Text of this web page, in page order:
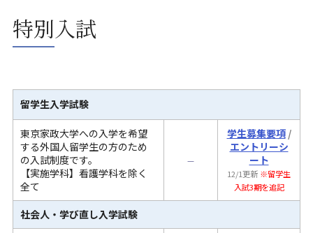
特別入試
留学生入学試験
東京家政大学への入学を希望
する外国人留学生の方のため
の入試制度です。
【実施学科】看護学科を除く
全て
—
学生募集要項/
エントリーシ
ート
12/1更新 ※留学生
入試3期を追記
社会人・学び直し入学試験